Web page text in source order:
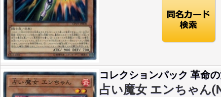
コレクションパック 革命
占い魔女 エンちゃん